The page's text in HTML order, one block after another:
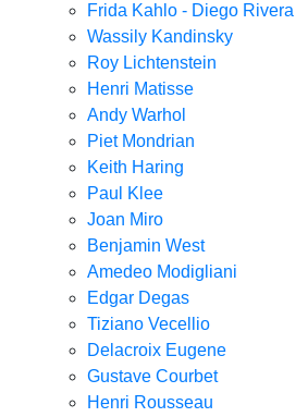
Frida Kahlo - Diego Rivera
Wassily Kandinsky
Roy Lichtenstein
Henri Matisse
Andy Warhol
Piet Mondrian
Keith Haring
Paul Klee
Joan Miro
Benjamin West
Amedeo Modigliani
Edgar Degas
Tiziano Vecellio
Delacroix Eugene
Gustave Courbet
Henri Rousseau